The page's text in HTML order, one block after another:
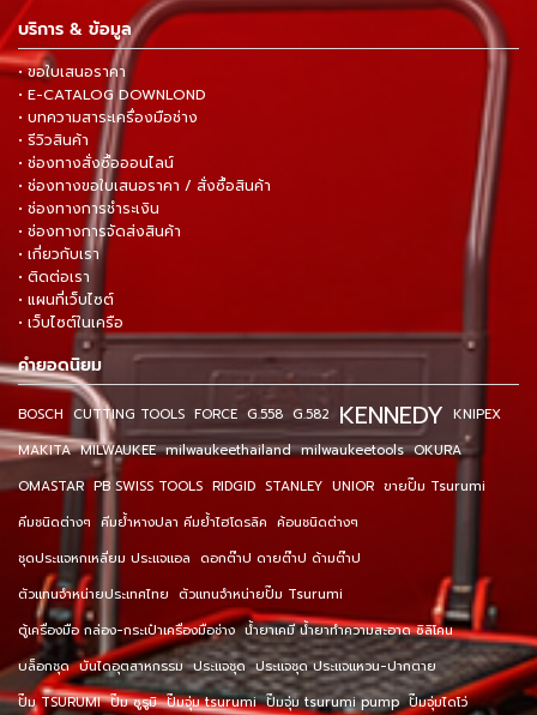
บริการ & ข้อมูล
• ขอใบเสนอราคา
• E-CATALOG DOWNLOND
• บทความสาระเครื่องมือช่าง
• รีวิวสินค้า
• ช่องทางสั่งซื้อออนไลน์
• ช่องทางขอใบเสนอราคา / สั่งซื้อสินค้า
• ช่องทางการชำระเงิน
• ช่องทางการจัดส่งสินค้า
• เกี่ยวกับเรา
• ติดต่อเรา
• แผนที่เว็บไซต์
• เว็บไซต์ในเครือ
คำยอดนิยม
BOSCH CUTTING TOOLS FORCE G.558 G.582 KENNEDY KNIPEX
MAKITA MILWAUKEE milwaukeethailand milwaukeetools OKURA
OMASTAR PB SWISS TOOLS RIDGID STANLEY UNIOR ขายปั๊ม Tsurumi
คีมชนิดต่างๆ คีมย้ำหางปลา คีมย้ำไฮโดรลิค ค้อนชนิดต่างๆ
ชุดประแจหกเหลี่ยม ประแจแอล ดอกต๊าป ดายต๊าป ด้ามต๊าป
ตัวแทนจำหน่ายประเทศไทย ตัวแทนจำหน่ายปั๊ม Tsurumi
ตู้เครื่องมือ กล่อง-กระเป๋าเครื่องมือช่าง น้ำยาเคมี น้ำยาทำความสะอาด ซิลิโคน
บล็อกชุด บันไดอุตสาหกรรม ประแจชุด ประแจชุด ประแจแหวน-ปากตาย
ปั๊ม TSURUMI ปั๊ม ซูรูมิ ปั๊มจุ่ม tsurumi ปั๊มจุ่ม tsurumi pump ปั๊มจุ่มไดโว่